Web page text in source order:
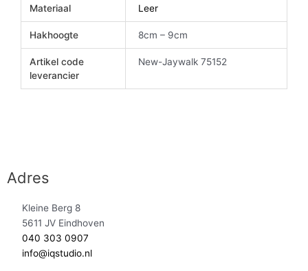
Materiaal Leer
Hakhoogte 8cm – 9cm
Artikel code
leverancier
New-Jaywalk 75152
Adres
Kleine Berg 8
5611 JV Eindhoven
040 303 0907
info@iqstudio.nl